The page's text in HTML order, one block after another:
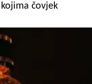
čovjek